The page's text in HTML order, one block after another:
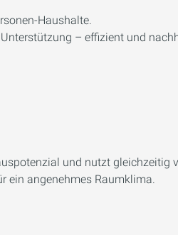
Haushalte.
– effizient und
und nutzt gleichzeitig
ein angenehmes Raumklima.